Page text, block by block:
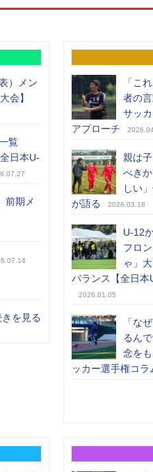
）メン
会】
覧
日本U-
前期メ
を見る
「こ
者の
サッ
アプローチ
親は
べき
しい
が語る
2026.03.18
U-12
フロ
ゃ」
バランス【全日本
2026.01.05
「な
るん
念を
ッカー選手権コラ